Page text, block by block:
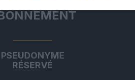
PSEUDONYME
RÉSERVÉ